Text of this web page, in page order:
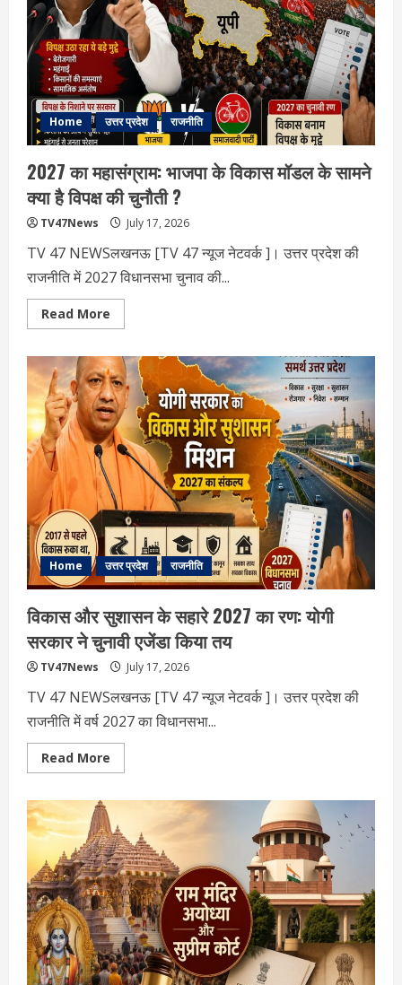
में
भारी
बारिश
का
अलर्ट
Home उत्तर प्रदेश राजनीति
2027 का महासंग्राम: भाजपा के विकास मॉडल के सामने
क्या है विपक्ष की चुनौती ?
TV47News July 17, 2026
TV 47 NEWSलखनऊ [TV 47 न्‍यूज नेटवर्क ]। उत्तर प्रदेश की
राजनीति में 2027 विधानसभा चुनाव की...
Read More
more
का
महासंग्राम:
भाजपा
के
विकास
मॉडल
के
सामने
क्या
है
विपक्ष
की
चुनौती
?
Home उत्तर प्रदेश राजनीति
विकास और सुशासन के सहारे 2027 का रण: योगी
सरकार ने चुनावी एजेंडा किया तय
TV47News July 17, 2026
TV 47 NEWSलखनऊ [TV 47 न्‍यूज नेटवर्क ]। उत्तर प्रदेश की
राजनीति में वर्ष 2027 का विधानसभा...
Read More
more
सुशासन
के
सहारे
2027
का
रण:
योगी
सरकार
ने
चुनावी
एजेंडा
किया
तय